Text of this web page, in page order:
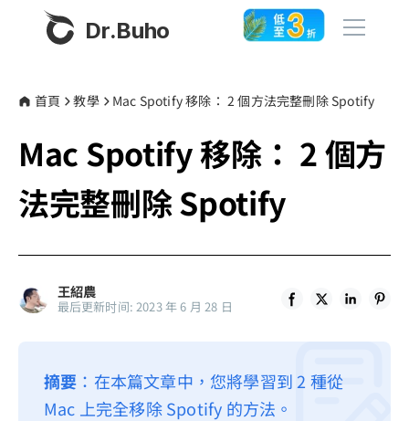
Dr.Buho
產品
BuhoCleaner
BuhoUnlocker
BuhoRepair
BuhoNTFS
商店
關於我們
聯絡我們
首頁 教學 Mac Spotify 移除： 2 個方法完整刪除 Spotify
Mac Spotify 移除： 2 個方
法完整刪除 Spotify
王紹農
最后更新时间: 2023 年 6 月 28 日
摘要 ：在本篇文章中，您將學習到 2 種從
Mac 上完全移除 Spotify 的方法。